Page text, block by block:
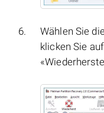
Wählen Sie
klicken Sie